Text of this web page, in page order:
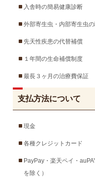
入舎時の簡易健康診断
外部寄生虫・内部寄生虫
先天性疾患の代替補償
１年間の生命補償制度
最長３ヶ月の治療費保証
支払方法について
現金
各種クレジットカード
PayPay・楽天ペイ・
を除く）